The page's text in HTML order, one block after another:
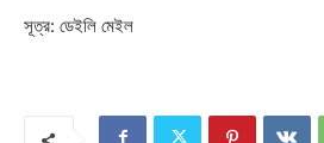
সূত্র: ডেইলি মেইল